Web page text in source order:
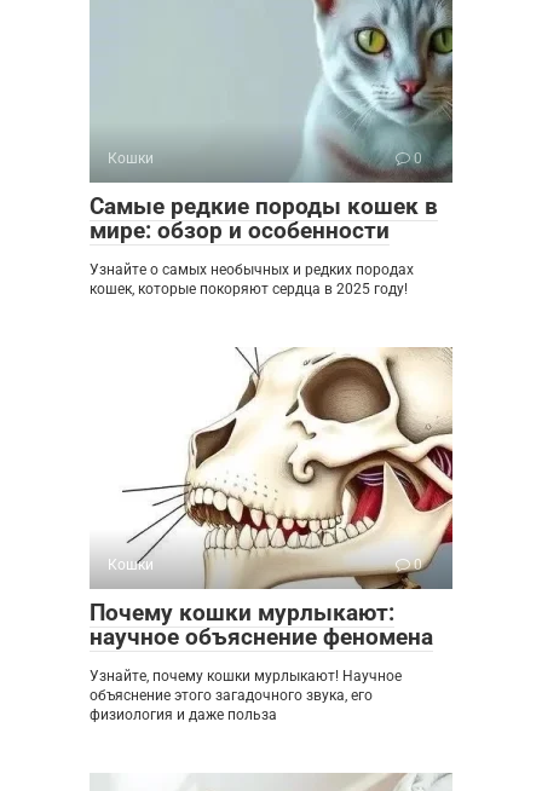
Кошки 0
Самые редкие породы кошек в
мире: обзор и особенности
Узнайте о самых необычных и редких породах
кошек, которые покоряют сердца в 2025 году!
Кошки 0
Почему кошки мурлыкают:
научное объяснение феномена
Узнайте, почему кошки мурлыкают! Научное
объяснение этого загадочного звука, его
физиология и даже польза